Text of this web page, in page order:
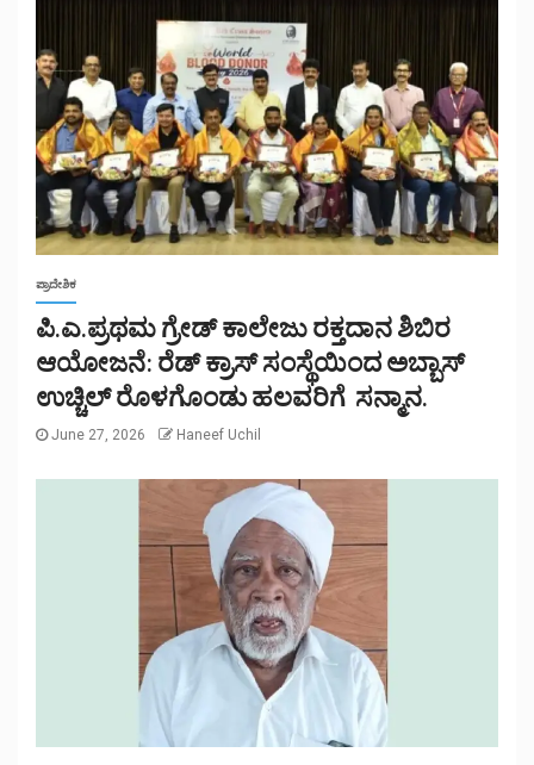
ಪ್ರಾದೇಶಿಕ
ಪಿ.ಎ.ಪ್ರಥಮ ಗ್ರೇಡ್ ಕಾಲೇಜು ರಕ್ತದಾನ ಶಿಬಿರ
ಆಯೋಜನೆ: ರೆಡ್ ಕ್ರಾಸ್ ಸಂಸ್ಥೆಯಿಂದ ಅಬ್ಬಾಸ್
ಉಚ್ಚಿಲ್ ರೊಳಗೊಂಡು ಹಲವರಿಗೆ ಸನ್ಮಾನ.
June 27, 2026 Haneef Uchil